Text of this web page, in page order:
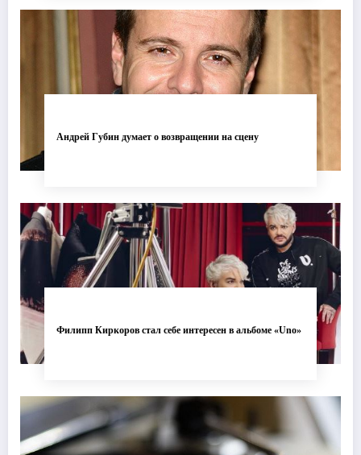
Андрей Губин думает о возвращении на сцену
Филипп Киркоров стал себе интересен в альбоме «Uno»